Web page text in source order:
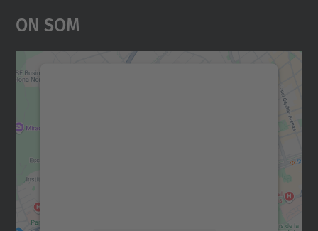
On Som